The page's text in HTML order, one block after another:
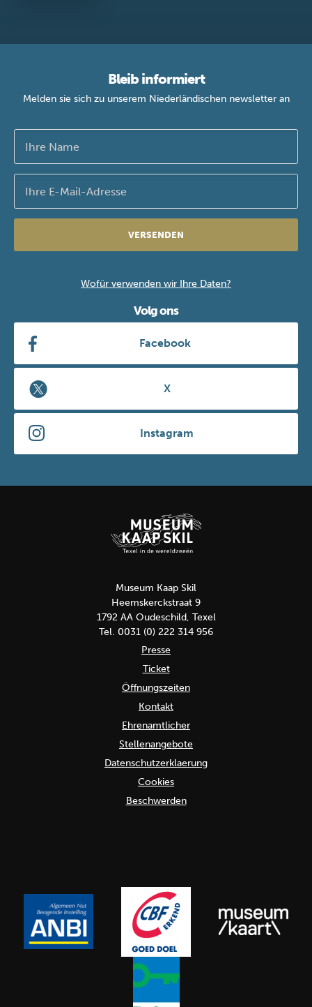
Bleib informiert
Melden sie sich zu unserem Niederländischen newsletter an
VERSENDEN
Wofür verwenden wir Ihre Daten?
Volg ons
Facebook
X
Instagram
Museum Kaap Skil
Heemskerckstraat 9
1792 AA Oudeschild, Texel
Tel. 0031 (0) 222 314 956
Presse
Ticket
Öffnungszeiten
Kontakt
Ehrenamtlicher
Stellenangebote
Datenschutzerklaerung
Cookies
Beschwerden